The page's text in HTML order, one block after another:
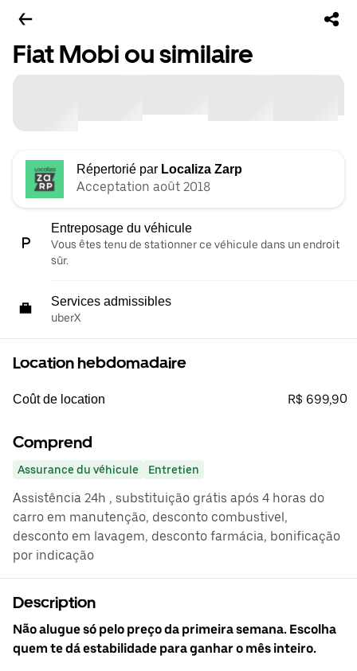
Fiat Mobi ou similaire
Répertorié par Localiza Zarp
Acceptation août 2018
Entreposage du véhicule
Vous êtes tenu de stationner ce véhicule dans un endroit
sûr.
Services admissibles
uberX
Location hebdomadaire
Coût de location R$ 699,90
Comprend
Assurance du véhicule Entretien
Assistência 24h , substituição grátis após 4 horas do
carro em manutenção, desconto combustivel,
desconto em lavagem, desconto farmácia, bonificação
por indicação
Description
Não alugue só pelo preço da primeira semana. Escolha
quem te dá estabilidade para ganhar o mês inteiro.